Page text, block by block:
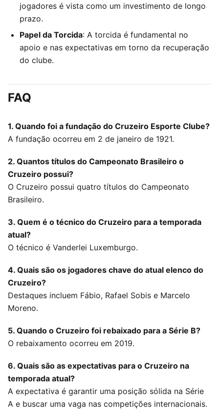
jogadores é vista como um investimento de longo
prazo.
Papel da Torcida: A torcida é fundamental no
apoio e nas expectativas em torno da recuperação
do clube.
FAQ
1. Quando foi a fundação do Cruzeiro Esporte Clube?
A fundação ocorreu em 2 de janeiro de 1921.
2. Quantos títulos do Campeonato Brasileiro o
Cruzeiro possui?
O Cruzeiro possui quatro títulos do Campeonato
Brasileiro.
3. Quem é o técnico do Cruzeiro para a temporada
atual?
O técnico é Vanderlei Luxemburgo.
4. Quais são os jogadores chave do atual elenco do
Cruzeiro?
Destaques incluem Fábio, Rafael Sobis e Marcelo
Moreno.
5. Quando o Cruzeiro foi rebaixado para a Série B?
O rebaixamento ocorreu em 2019.
6. Quais são as expectativas para o Cruzeiro na
temporada atual?
A expectativa é garantir uma posição sólida na Série
A e buscar uma vaga nas competições internacionais.